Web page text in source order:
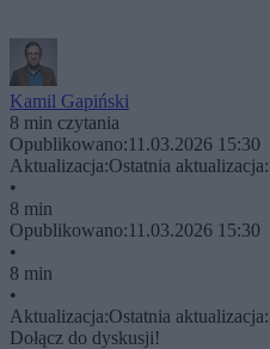
Kamil Gapiński
8 min czytania
Opublikowano:11.03.2026 15:30
Aktualizacja:Ostatnia aktualizacja:
•
8 min
Opublikowano:11.03.2026 15:30
•
8 min
•
Aktualizacja:Ostatnia aktualizacja:
Dołącz do dyskusji!